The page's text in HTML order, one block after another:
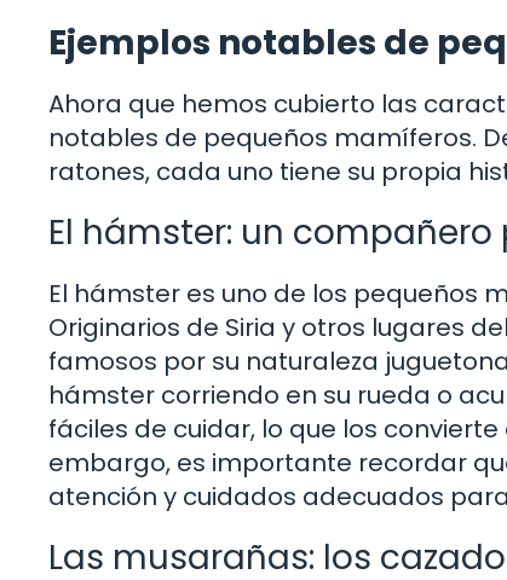
Ejemplos notables de
Ahora que hemos cubierto las
notables de pequeños mamíferos.
ratones, cada uno tiene su propia
El hámster: un compañero
El hámster es uno de los pequeños
Originarios de Siria y otros lugares
famosos por su naturaleza
hámster corriendo en su rueda o
fáciles de cuidar, lo que los
embargo, es importante recordar
atención y cuidados adecuados
Las musarañas: los